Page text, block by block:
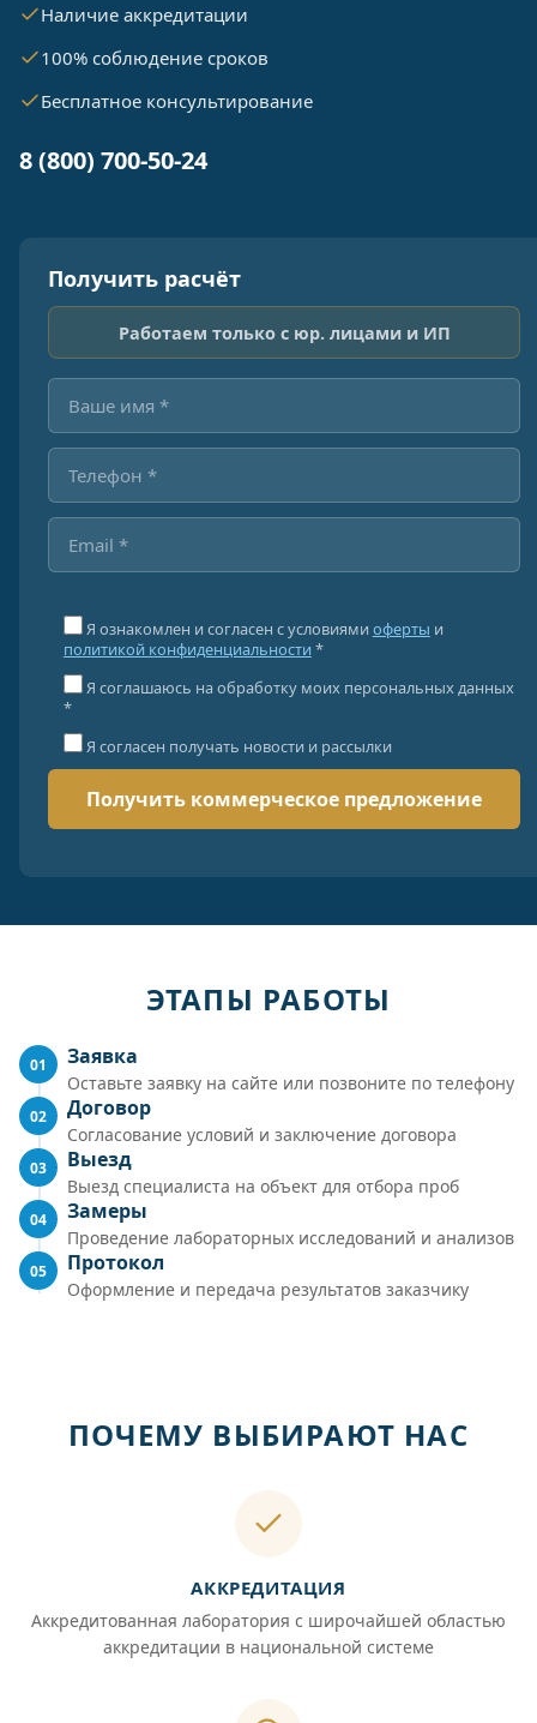
Наличие аккредитации
100% соблюдение сроков
Бесплатное консультирование
8 (800) 700-50-24
Получить расчёт
Работаем только с юр. лицами и ИП
Я ознакомлен и согласен с условиями оферты и
политикой конфиденциальности *
Я соглашаюсь на обработку моих персональных данных
*
Я согласен получать новости и рассылки
ЭТАПЫ РАБОТЫ
01 Заявка
Оставьте заявку на сайте или позвоните по телефону
02 Договор
Согласование условий и заключение договора
03 Выезд
Выезд специалиста на объект для отбора проб
04 Замеры
Проведение лабораторных исследований и анализов
05 Протокол
Оформление и передача результатов заказчику
ПОЧЕМУ ВЫБИРАЮТ НАС
АККРЕДИТАЦИЯ
Аккредитованная лаборатория с широчайшей областью
аккредитации в национальной системе